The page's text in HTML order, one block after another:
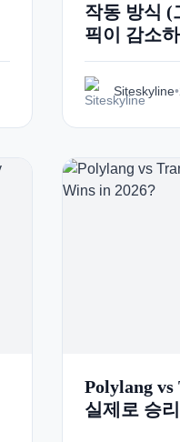
작동 방식 (
픽이 감소
Siteskyline•
Polylang vs
실제로 승